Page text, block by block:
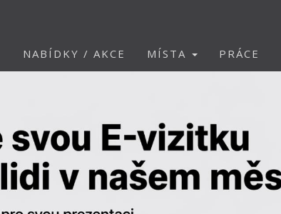
NABÍDKY / AKCE MÍSTA PRÁCE